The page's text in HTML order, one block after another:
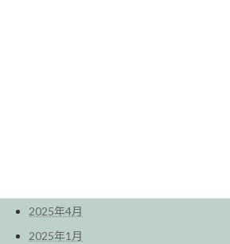
2025年4月
2025年1月